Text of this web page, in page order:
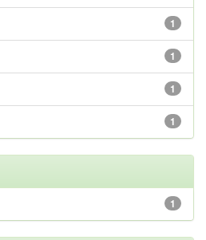
1
1
1
1
1